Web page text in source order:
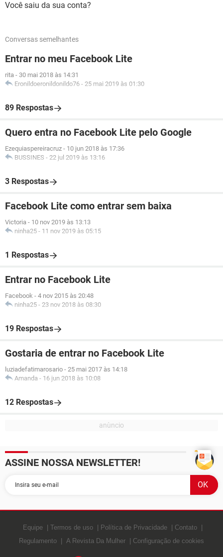
Você saiu da sua conta?
Conversas semelhantes
Entrar no meu Facebook Lite
rita - 30 mai 2018 às 14:31
Eronildoeronildonildo76 - 25 mai 2019 às 01:30
89 Respostas
Quero entra no Facebook Lite pelo Google
Ezequiaspereiracruz - 10 jun 2018 às 17:36
BUSSINES - 22 jul 2019 às 13:16
3 Respostas
Facebook Lite como entrar sem baixa
Victoria - 10 nov 2019 às 13:13
ninha25 - 11 nov 2019 às 05:15
1 Respostas
Entrar no Facebook Lite
Facebook - 4 nov 2015 às 20:48
ninha25 - 23 nov 2018 às 08:30
19 Respostas
Gostaria de entrar no Facebook Lite
luziadefatimarosario - 25 mai 2017 às 14:18
Amanda - 16 jun 2018 às 10:08
12 Respostas
ASSINE NOSSA NEWSLETTER!
Equipe Termos de uso Política de Privacidade
Contato
Regulamento
A Revista Da Mulher Configuração de cookies